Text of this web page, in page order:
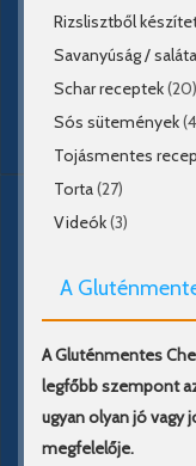
Rizslisztből
Savanyúság / saláta
Schar receptek(20)
Sós sütemények
Tojásmentes
Torta(27)
Videók(3)
A
A Gluténmentes
legfőbb szempont
ugyan olyan jó vagy
megfelelője.